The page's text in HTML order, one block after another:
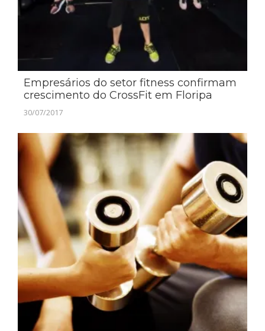
Empresários do setor fitness confirmam
crescimento do CrossFit em Floripa
30/07/2017